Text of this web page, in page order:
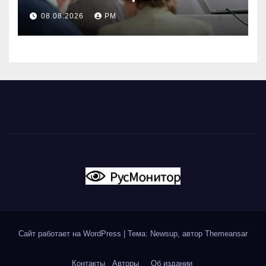
08.08.2026 РМ
Сайт работает на WordPress Тема: Newsup, автор Themeansar
Контакты Авторы Об издании